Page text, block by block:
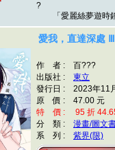
?
「愛麗絲夢遊時鐘
愛我，直達深處 Ⅲ
作 者 : 百???
出版社 : 東立
發行日 : 2023年11
原 價 : 47.00 元
特 價 : 95 折
分 類 : 漫畫/圖文
系 列 : 紫界(限)